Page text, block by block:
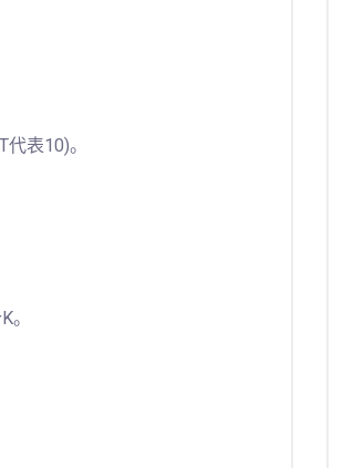
表10)。